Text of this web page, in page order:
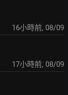
16小時前, 08/09
17小時前, 08/09